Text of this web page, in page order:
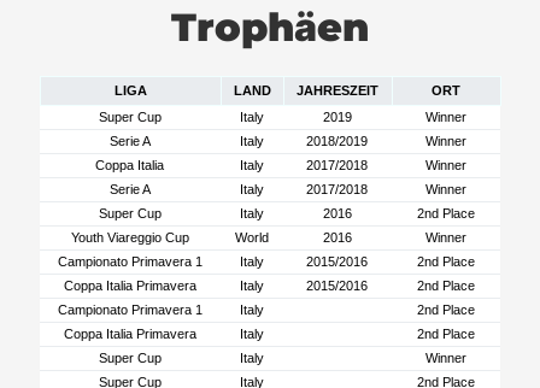
Trophäen
LIGA LAND JAHRESZEIT
ORT
Super Cup
Italy 2019
Winner
Serie A
Italy 2018/2019
Winner
Coppa Italia
Italy 2017/2018
Winner
Serie A
Italy 2017/2018
Winner
Super Cup
Italy 2016
2nd Place
Youth Viareggio Cup
World 2016
Winner
Campionato Primavera 1
Italy 2015/2016
2nd Place
Coppa Italia Primavera
Italy 2015/2016
2nd Place
Campionato Primavera 1
Italy
2nd Place
Coppa Italia Primavera
Italy
2nd Place
Super Cup
Italy
Winner
Super Cup
Italy
2nd Place